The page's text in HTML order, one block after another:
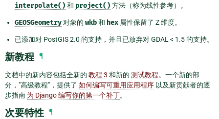
interpolate() 和 project() 方法（称为线性参考）。
GEOSGeometry 对象的 wkb和 hex 属性保留了 Z 维度。
已添加对 PostGIS 2.0 的支持，并且已放弃对 GDAL < 1.5 的支持。
新教程 ¶
文档中的新内容包括全新的 教程 3 和新的 测试教程。一个新的部
分，"高级教程"，提供了 如何编写可重用应用程序 以及新贡献者的逐
步指南 为 Django 编写你的第一个补丁。
次要特性 ¶